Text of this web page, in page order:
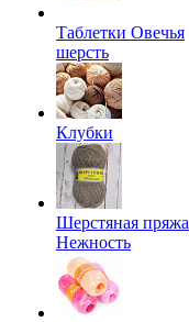
Таблетки Овечья
шерсть
Клубки
Шерстяная пряжа
Нежность